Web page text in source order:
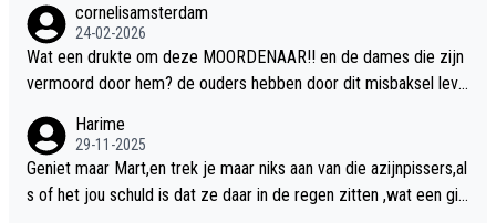
cornelisamsterdam
24-02-2026
Wat een drukte om deze MOORDENAAR!! en de dames die zijn
vermoord door hem? de ouders hebben door dit misbaksel leve
t!!
Harime
29-11-2025
Geniet maar Mart,en trek je maar niks aan van die azijnpissers,al
s of het jou schuld is dat ze daar in de regen zitten ,wat een gill